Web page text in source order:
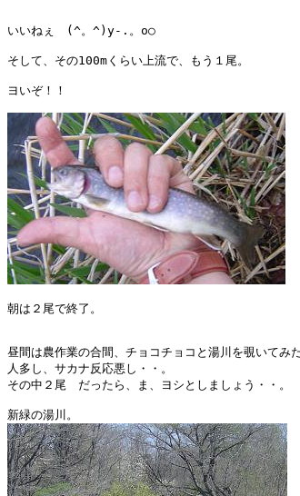
いいねぇ　(^。^)y-.。o○
そして、その100mくらい上流で、もう１尾。
ヨいぞ！！
朝は２尾で終了。
昼間は農作業の合間、チョコチョコと湯川を覗いてみた
人多し、サカナ反応悪し・・。
その中２尾　だったら、ま、ヨシとしましょう・・。